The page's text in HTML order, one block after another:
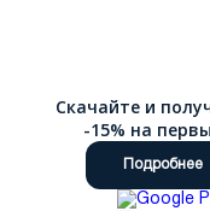
Скачайте и
-15% на
Подробнее